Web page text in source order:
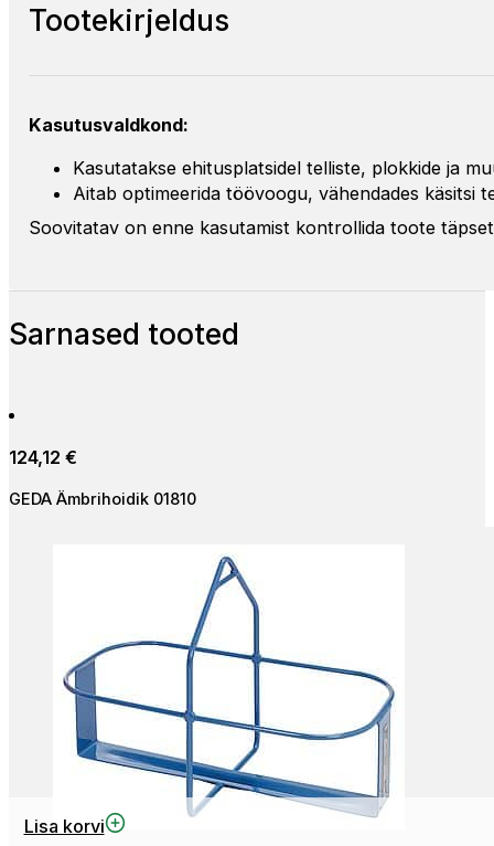
Tootekirjeldus
Kasutusvaldkond:
Kasutatakse ehitusplatsidel telliste, plokkide ja
Aitab optimeerida töövoogu, vähendades käsitsi
Soovitatav on enne kasutamist kontrollida toote
Sarnased tooted
124,12 €
GEDA Ämbrihoidik 01810
Lisa korvi